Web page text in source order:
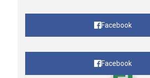
Facebook
Facebook